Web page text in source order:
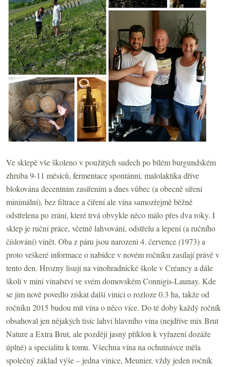
Ve sklepě vše školeno v použitých sudech po bílém burgundském
zhruba 9-11 měsíců, fermentace spontánní, malolaktika dříve
blokována decentním zasířením a dnes vůbec (a obecně síření
minimální), bez filtrace a čiření ale vína samozřejmě běžně
odstřelena po zrání, které trvá obvykle něco málo přes dva roky. I
sklep je ruční práce, včetně lahvování, odstřelu a lepení (a ručního
číslování) vinět. Oba z páru jsou narozeni 4. července (1973) a
proto veškeré informace o nabídce v novém ročníku zasílají právě v
tento den. Hrozny lisují na vinohradnické škole v Créancy a dále
školí v mini vinařství ve svém domovském Connigis-Launay. Kde
se jim nově povedlo získat další vinici o rozloze 0.3 ha, takže od
ročníku 2015 budou mít vína o něco více. Do té doby každý ročník
obsahoval jen nějakých tisíc lahví hlavního vína (nejdříve mix Brut
Nature a Extra Brut, ale později jasný příklon k vyřazení dozáže
úplně) a specialitu k tomu. Všechna vína na ochutnávce měla
společný základ výše – jedna vinice, Meunier, vždy jeden ročník